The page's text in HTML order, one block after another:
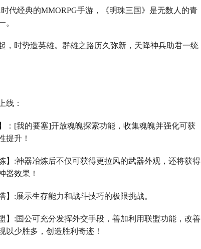
时代经典的MMORPG手游，《明珠三国》是无数人的青
。
，时势造英雄。群雄之路历久弥新，天降神兵助君一统
线：
： [我的要塞]开放魂魄探索功能，收集魂魄并强化可获
提升！
】 :神器冶炼后不仅可获得更拉风的武器外观，还将获得
器效果！
】 :展示生存能力和战斗技巧的极限挑战。
】 :国公可充分发挥外交手段，善加利用联盟功能，改善
以少胜多，创造胜利奇迹！